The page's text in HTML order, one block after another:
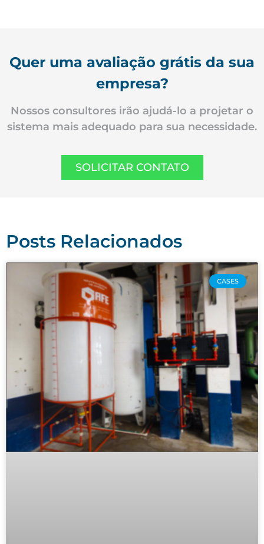
Quer uma avaliação grátis da sua
empresa?
Nossos consultores irão ajudá-lo a projetar o
sistema mais adequado para sua necessidade.
SOLICITAR CONTATO
Posts Relacionados
CASES